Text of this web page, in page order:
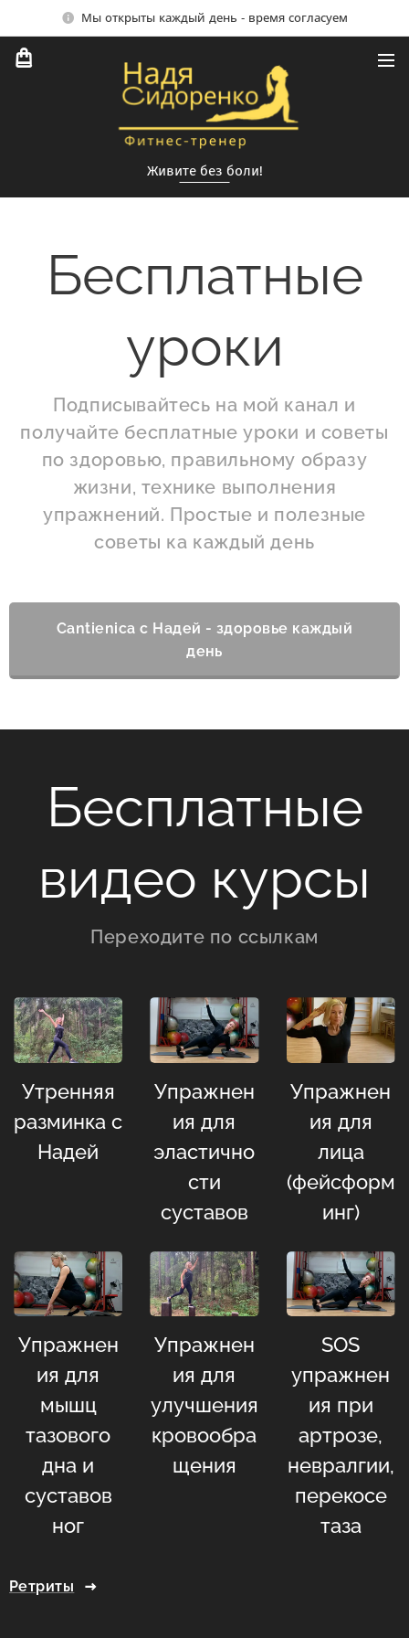
Мы открыты каждый день - время согласуем
Живите без боли!
Бесплатные
уроки
Подписывайтесь на мой канал и
получайте бесплатные уроки и советы
по здоровью, правильному образу
жизни, технике выполнения
упражнений. Простые и полезные
советы ка каждый день
Cantienica с Надей - здоровье каждый
день
Бесплатные
видео курсы
Переходите по ссылкам
Утренняя
разминка с
Надей
Упражнен
ия для
эластично
сти
суставов
Упражнен
ия для
лица
(фейсформ
инг)
Упражнен
ия для
мышц
тазового
дна и
суставов
ног
Упражнен
ия для
улучшения
кровообра
щения
SOS
упражнен
ия при
артрозе,
невралгии,
перекосе
таза
Ретриты